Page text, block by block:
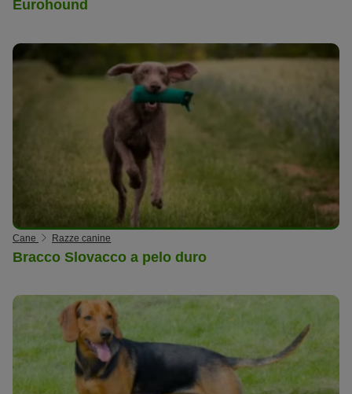
Eurohound
Cane Razze canine
Bracco Slovacco a pelo duro